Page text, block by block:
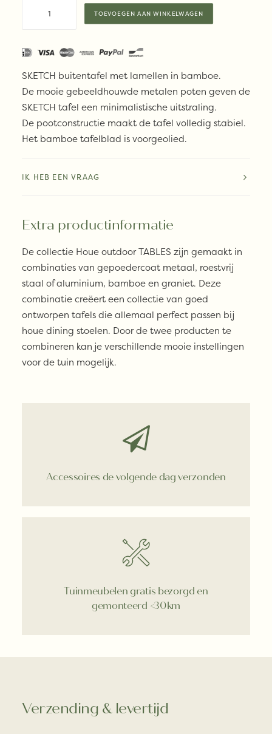
aantal
TOEVOEGEN AAN WINKELWAGEN
SKETCH buitentafel met lamellen in bamboe.
De mooie gebeeldhouwde metalen poten geven de
SKETCH tafel een minimalistische uitstraling.
De pootconstructie maakt de tafel volledig stabiel.
Het bamboe tafelblad is voorgeolied.
IK HEB EEN VRAAG
Extra productinformatie
De collectie Houe outdoor TABLES zijn gemaakt in
combinaties van gepoedercoat metaal, roestvrij
staal of aluminium, bamboe en graniet. Deze
combinatie creëert een collectie van goed
ontworpen tafels die allemaal perfect passen bij
houe dining stoelen. Door de twee producten te
combineren kan je verschillende mooie instellingen
voor de tuin mogelijk.
Accessoires de volgende dag verzonden
Tuinmeubelen gratis bezorgd en
gemonteerd <30km
Verzending & levertijd